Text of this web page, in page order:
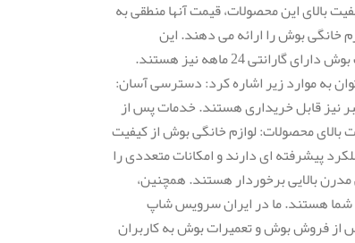
بالای این محصولات، قیمت آنها منطقی به
بوش را ارائه می دهند. این
نمایندگی ها از تعمیرکاران متخصص و مجرب برای تعمیر لوازم خانگی بوش استفاده می کنند. گارانتی لوازم خانگی بوش معمولاً 12 ماه است. اما برخی از محصولات بوش دارای گارانتی 24 ماهه نیز هستند.
به موارد زیر اشاره کرد: دسترسی آسان:
نیز قابل خریداری هستند. خدمات پس از
محصولات: لوازم خانگی بوش از کیفیت
پیشرفته ای دارند و امکانات متعددی را
بالایی برخوردار هستند. همچنین،
شما هستند. ما در ایران سرویس شاپ
فروش بوش و تعمیرات بوش به کاربران